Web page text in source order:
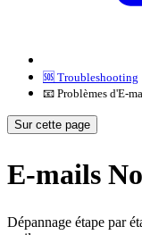
🆘 Troubleshooting
📧 Problèmes d'E-
Sur cette page
E-mails
Dépannage étape par